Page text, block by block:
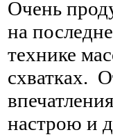
Очень
на
технике
схватках.
настрою и